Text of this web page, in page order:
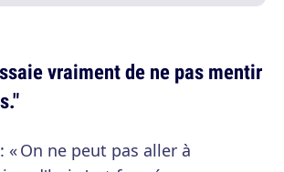
vraiment de ne pas mentir
« On ne peut pas aller à